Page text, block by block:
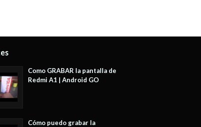
Como GRABAR la pantalla de
Redmi A1 | Android GO
Cómo puedo grabar la